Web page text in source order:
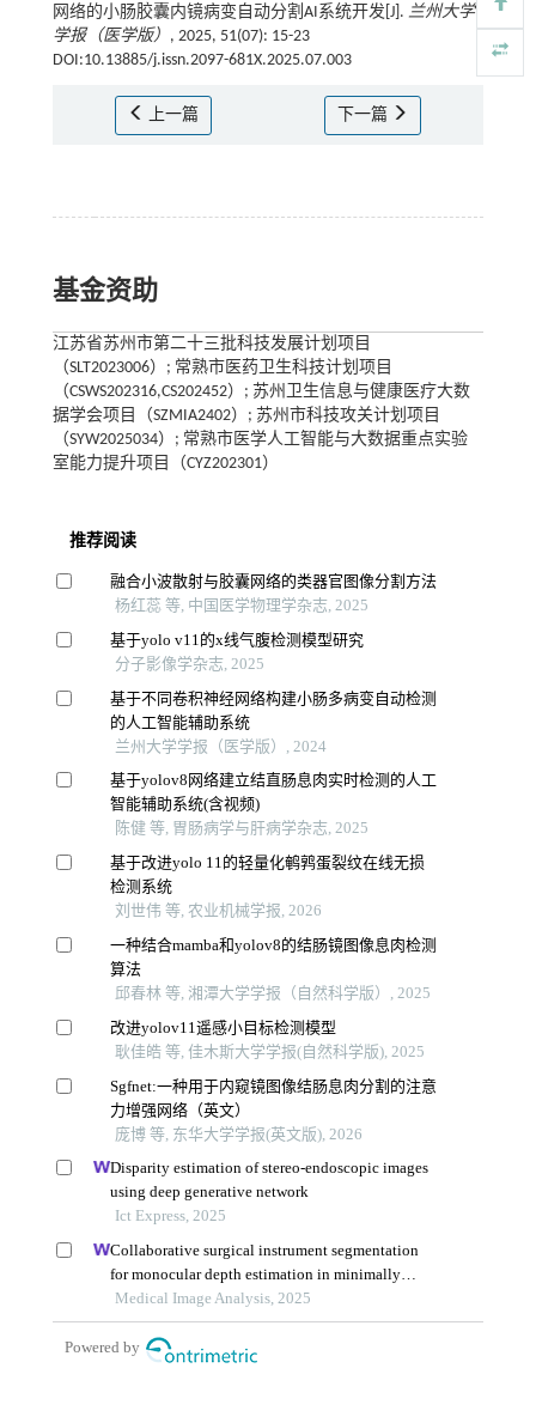
网络的小肠胶囊内镜病变自动分割AI系统开发[J]. 兰州大学
学报（医学版） , 2025, 51(07): 15-23
DOI:10.13885/j.issn.2097-681X.2025.07.003
上一篇 下一篇
基金资助
江苏省苏州市第二十三批科技发展计划项目
（SLT2023006）; 常熟市医药卫生科技计划项目
（CSWS202316,CS202452）; 苏州卫生信息与健康医疗大数
据学会项目（SZMIA2402）; 苏州市科技攻关计划项目
（SYW2025034）; 常熟市医学人工智能与大数据重点实验
室能力提升项目（CYZ202301）